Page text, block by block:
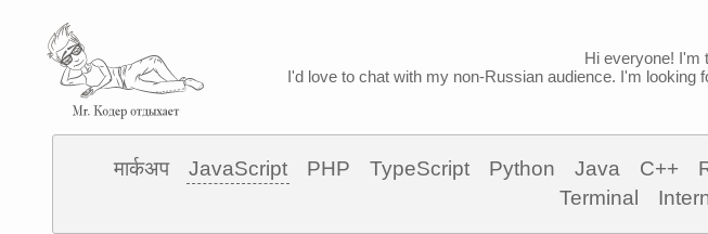
Hi everyone! I'm
I'd love to chat with my non-Russian audience. I'm looking
मार्कअप JavaScript PHP TypeScript Python Java C++
Terminal